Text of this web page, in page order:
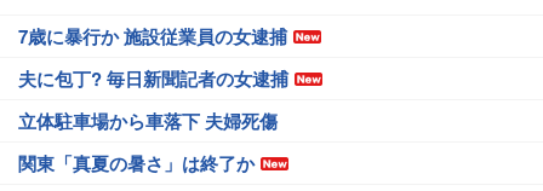
7歳に暴行か 施設従業員の女逮捕
夫に包丁? 毎日新聞記者の女逮捕
立体駐車場から車落下 夫婦死傷
関東「真夏の暑さ」は終了か